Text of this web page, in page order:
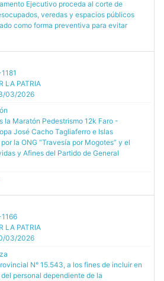
Ejecutivo proceda al corte de
veredas y espacios públicos
como forma preventiva para evitar
LA PATRIA
03/2026
la Maratón Pedestrismo 12k Faro -
José Cacho Tagliaferro e Islas
la ONG “Travesía por Mogotes” y el
y Afines del Partido de General
LA PATRIA
03/2026
N° 15.543, a los fines de incluir en
personal dependiente de la